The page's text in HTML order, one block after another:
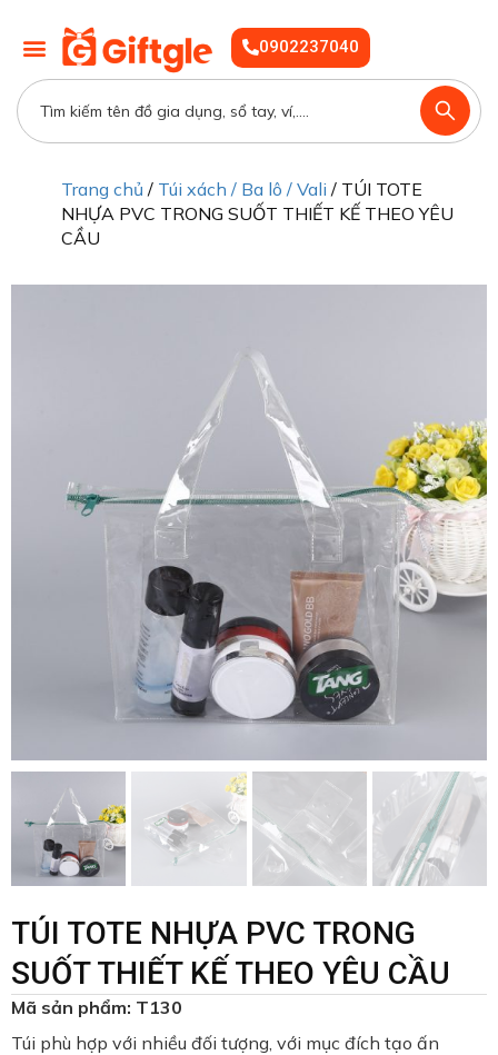
0902237040
Trang chủ / Túi xách / Ba lô / Vali / TÚI TOTE
NHỰA PVC TRONG SUỐT THIẾT KẾ THEO YÊU
CẦU
TÚI TOTE NHỰA PVC TRONG
SUỐT THIẾT KẾ THEO YÊU CẦU
Mã sản phẩm: T130
Túi phù hợp với nhiều đối tượng, với mục đích tạo ấn